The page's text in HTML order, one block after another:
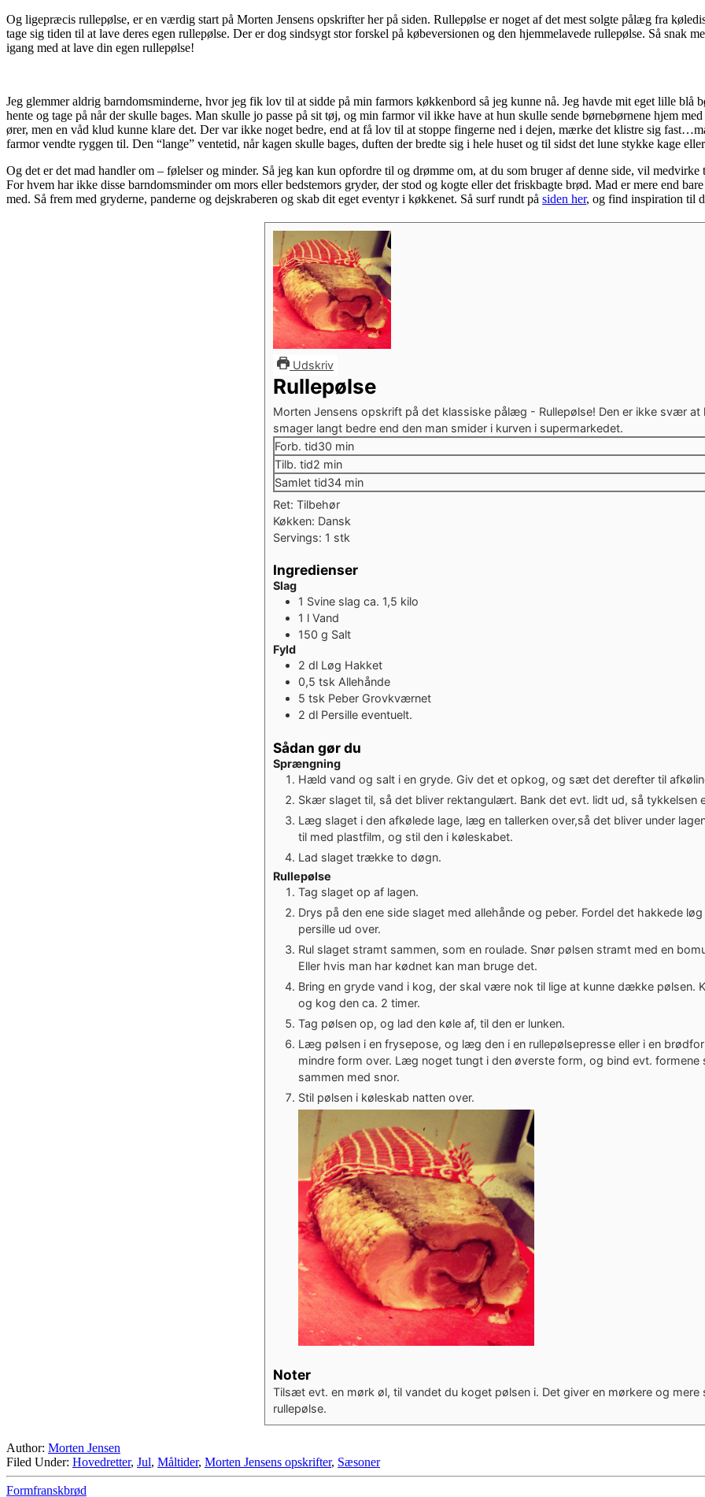
Og ligepræcis rullepølse, er en værdig start på Morten Jensens opskrifter her på siden. Rullepølse er noget af det mest solgte pålæg fra
tage sig tiden til at lave deres egen rullepølse. Der er dog sindsygt stor forskel på købeversionen og den hjemmelavede rullepølse. Så snak
igang med at lave din egen rullepølse!
Jeg glemmer aldrig barndomsminderne, hvor jeg fik lov til at sidde på min farmors køkkenbord så jeg kunne nå. Jeg havde mit eget lille
hente og tage på når der skulle bages. Man skulle jo passe på sit tøj, og min farmor vil ikke have at hun skulle sende børnebørnene hjem
ører, men en våd klud kunne klare det. Der var ikke noget bedre, end at få lov til at stoppe fingerne ned i dejen, mærke det klistre sig
farmor vendte ryggen til. Den “lange” ventetid, når kagen skulle bages, duften der bredte sig i hele huset og til sidst det lune stykke kage
Og det er det mad handler om – følelser og minder. Så jeg kan kun opfordre til og drømme om, at du som bruger af denne side, vil
For hvem har ikke disse barndomsminder om mors eller bedstemors gryder, der stod og kogte eller det friskbagte brød. Mad er mere end
med. Så frem med gryderne, panderne og dejskraberen og skab dit eget eventyr i køkkenet. Så surf rundt på siden her, og find inspiration til
Udskriv
Rullepølse
Morten Jensens opskrift på det klassiske pålæg - Rullepølse! Den er ikke svær at
smager langt bedre end den man smider i kurven i supermarkedet.
Forb. tid30 minutter
min
Tilb. tid2 minutter
min
Samlet tid34minutter
min
Ret: Tilbehør
Køkken: Dansk
Servings: 1 stk
Ingredienser
Slag
1 Svine slag ca. 1,5 kilo
1 l Vand
150 g Salt
Fyld
2 dl Løg Hakket
0,5 tsk Allehånde
5 tsk Peber Grovkværnet
2 dl Persille eventuelt.
Sådan gør du
Sprængning
Hæld vand og salt i en gryde. Giv det et opkog, og sæt det derefter til
Skær slaget til, så det bliver rektangulært. Bank det evt. lidt ud, så tykkelsen
Læg slaget i den afkølede lage, læg en tallerken over,så det bliver under
til med plastfilm, og stil den i køleskabet.
Lad slaget trække to døgn.
Rullepølse
Tag slaget op af lagen.
Drys på den ene side slaget med allehånde og peber. Fordel det hakkede
persille ud over.
Rul slaget stramt sammen, som en roulade. Snør pølsen stramt med en
Eller hvis man har kødnet kan man bruge det.
Bring en gryde vand i kog, der skal være nok til lige at kunne dække pølsen.
og kog den ca. 2 timer.
Tag pølsen op, og lad den køle af, til den er lunken.
Læg pølsen i en frysepose, og læg den i en rullepølsepresse eller i en
mindre form over. Læg noget tungt i den øverste form, og bind evt. formene
sammen med snor.
Stil pølsen i køleskab natten over.
Noter
Tilsæt evt. en mørk øl, til vandet du koget pølsen i. Det giver en mørkere og mere
rullepølse.
Author: Morten Jensen
Filed Under: Hovedretter, Jul, Måltider, Morten Jensens opskrifter, Sæsoner
Formfranskbrød